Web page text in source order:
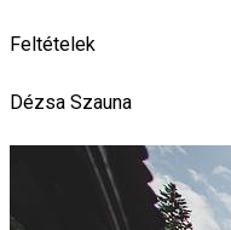
Feltételek
Dézsa Szauna